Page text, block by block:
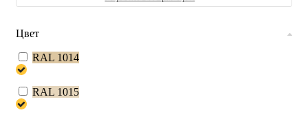
Цвет
RAL 1014
RAL 1015